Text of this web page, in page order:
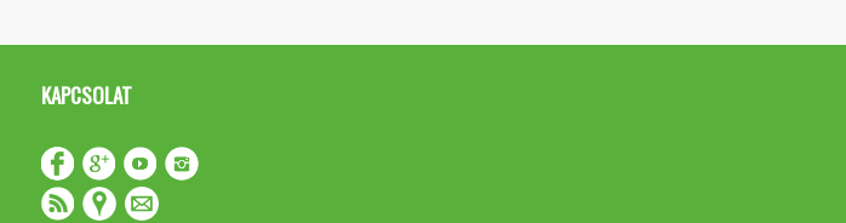
KAPCSOLAT